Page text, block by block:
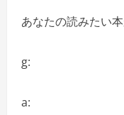
あなたの読みたい
g:
a: